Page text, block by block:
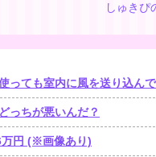
しゅきぴ
内に風を送り込んでるファンは
っちが悪いんだ？
万円 (※画像あり)